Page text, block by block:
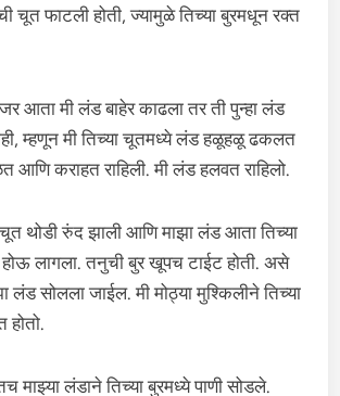
चूत फाटली होती, ज्यामुळे तिच्या बुरमधून रक्त
आता मी लंड बाहेर काढला तर ती पुन्हा लंड
म्हणून मी तिच्या चूतमध्ये लंड हळूहळू ढकलत
आणि कराहत राहिली. मी लंड हलवत राहिलो.
चूत थोडी रुंद झाली आणि माझा लंड आता तिच्या
लागला. तनुची बुर खूपच टाईट होती. असे
लंड सोलला जाईल. मी मोठ्या मुश्किलीने तिच्या
माझ्या लंडाने तिच्या बुरमध्ये पाणी सोडले.